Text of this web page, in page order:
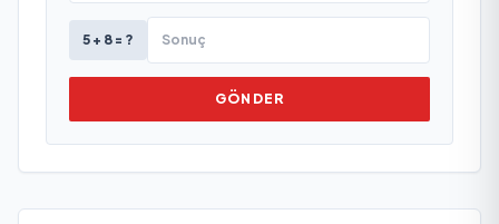
5 + 8 = ?
GÖNDER